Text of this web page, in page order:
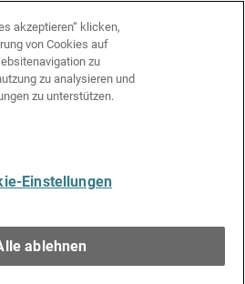
akzeptieren“ klicken,
von Cookies auf
zu
zu analysieren und
zu unterstützen.
Einstellungen
ablehnen